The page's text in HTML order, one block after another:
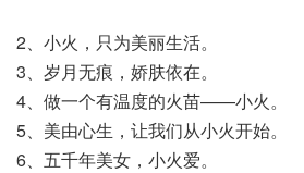
2、小火，只为美丽生活。
3、岁月无痕，娇肤依在。
4、做一个有温度的火苗——小火。
5、美由心生，让我们从小火开始。
6、五千年美女，小火爱。